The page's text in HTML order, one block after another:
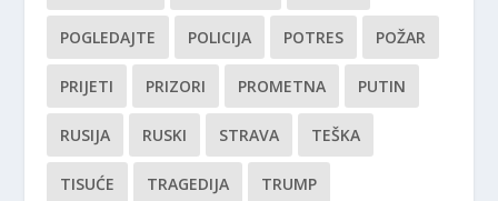
POGLEDAJTE POLICIJA POTRES POŽAR
PRIJETI PRIZORI PROMETNA PUTIN
RUSIJA RUSKI STRAVA TEŠKA
TISUĆE TRAGEDIJA TRUMP